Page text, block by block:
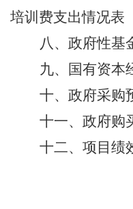
培训费支出情况表
八、政府性基
九、
国有资本
十、 政府采购
十一、 政府购
十二、项目绩